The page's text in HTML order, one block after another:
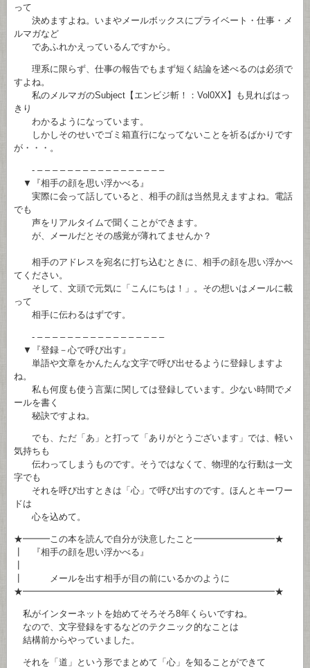
って
決めますよね。いまやメールボックスにプライベート・仕事・メ
ルマガなど
であふれかえっているんですから。
理系に限らず、仕事の報告でもまず短く結論を述べるのは必須で
すよね。
私のメルマガのSubject【エンビジ斬！：Vol0XX】も見ればはっ
きり
わかるようになっています。
しかしそのせいでゴミ箱直行になってないことを祈るばかりです
が・・・。
- – – – – – – – – – – – – – – – – –
▼『相手の顔を思い浮かべる』
実際に会って話していると、相手の顔は当然見えますよね。電話
でも
声をリアルタイムで聞くことができます。
が、メールだとその感覚が薄れてませんか？
相手のアドレスを宛名に打ち込むときに、相手の顔を思い浮かべ
てください。
そして、文頭で元気に「こんにちは！」。その想いはメールに載
って
相手に伝わるはずです。
- – – – – – – – – – – – – – – – – –
▼『登録－心で呼び出す』
単語や文章をかんたんな文字で呼び出せるように登録しますよ
ね。
私も何度も使う言葉に関しては登録しています。少ない時間でメ
ールを書く
秘訣ですよね。
でも、ただ「あ」と打って「ありがとうございます」では、軽い
気持ちも
伝わってしまうものです。そうではなくて、物理的な行動は一文
字でも
それを呼び出すときは「心」で呼び出すのです。ほんとキーワー
ドは
心を込めて。
★━━━この本を読んで自分が決意したこと━━━━━━━━━★
┃ 『相手の顔を思い浮かべる』
┃ メールを出す相手が目の前にいるかのように
★━━━━━━━━━━━━━━━━━━━━━━━━━━━━★
私がインターネットを始めてそろそろ8年くらいですね。
なので、文字登録をするなどのテクニック的なことは
結構前からやっていました。
それを「道」という形でまとめて「心」を知ることができて